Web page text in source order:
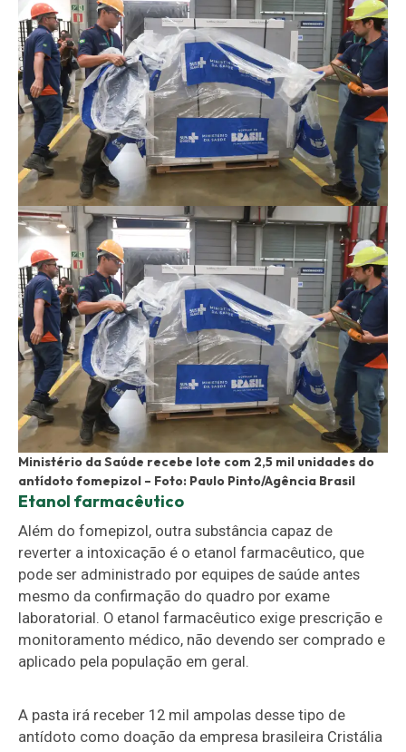
Ministério da Saúde recebe lote com 2,5 mil unidades do
antídoto fomepizol – Foto: Paulo Pinto/Agência Brasil
Etanol farmacêutico
Além do fomepizol, outra substância capaz de
reverter a intoxicação é o etanol farmacêutico, que
pode ser administrado por equipes de saúde antes
mesmo da confirmação do quadro por exame
laboratorial. O etanol farmacêutico exige prescrição e
monitoramento médico, não devendo ser comprado e
aplicado pela população em geral.
A pasta irá receber 12 mil ampolas desse tipo de
antídoto como doação da empresa brasileira Cristália